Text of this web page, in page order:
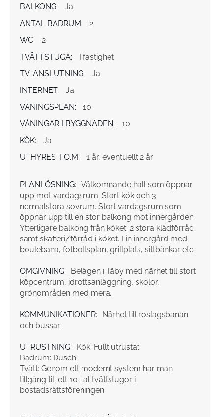
BALKONG:
Ja
ANTAL BADRUM:
2
WC:
2
TVÄTTSTUGA:
I fastighet
TV-ANSLUTNING:
Ja
INTERNET:
Ja
VÅNINGSPLAN:
10
VÅNINGAR I BYGGNADEN:
10
KÖK:
Ja
UTHYRES T.O.M:
1 år, eventuellt 2 år
PLANLÖSNING: Välkomnande hall som öppnar
upp mot vardagsrum. Stort kök och 3
normalstora sovrum. Stort vardagsrum som
öppnar upp till en stor balkong mot innergården.
Ytterligare balkong från köket. 2 stora klädförråd
samt skafferi/förråd i köket. Fin innergård med
boulebana, fotbollsplan, grillplats, sittbänkar etc.
OMGIVNING:
Belägen i Täby med närhet till stort
köpcentrum, idrottsanläggning, skolor,
grönområden med mera.
KOMMUNIKATIONER:
Närhet till roslagsbanan
och bussar.
UTRUSTNING:
Kök: Fullt utrustat
Badrum: Dusch
Tvätt: Genom ett modernt system har man
tillgång till ett 10-tal tvättstugor i
bostadsrättsföreningen